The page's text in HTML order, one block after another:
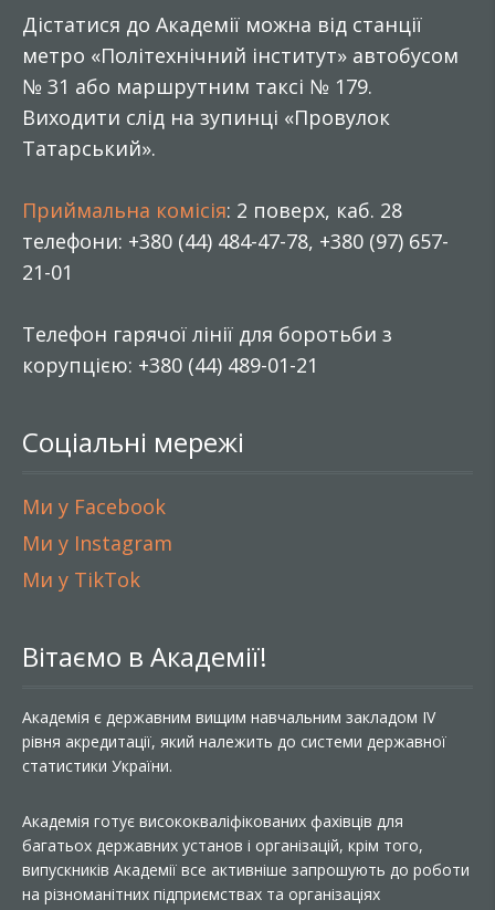
Дістатися до Академії можна від станції
метро «Політехнічний інститут» автобусом
№ 31 або маршрутним таксі № 179.
Виходити слід на зупинці «Провулок
Татарський».
Приймальна комісія: 2 поверх, каб. 28
телефони: +380 (44) 484-47-78, +380 (97) 657-
21-01
Телефон гарячої лінії для боротьби з
корупцією: +380 (44) 489-01-21
Соціальні мережі
Ми у Facebook
Ми у Instagram
Ми у TikTok
Вітаємо в Академії!
Академія є державним вищим навчальним закладом IV
рівня акредитації, який належить до системи державної
статистики України.
Академія готує висококваліфікованих фахівців для
багатьох державних установ і організацій, крім того,
випускників Академії все активніше запрошують до роботи
на різноманітних підприємствах та організаціях